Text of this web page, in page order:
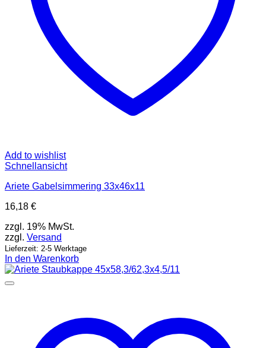
Add to wishlist
Schnellansicht
Ariete Gabelsimmering 33x46x11
16,18 €
zzgl. 19% MwSt.
zzgl. Versand
Lieferzeit: 2-5 Werktage
In den Warenkorb